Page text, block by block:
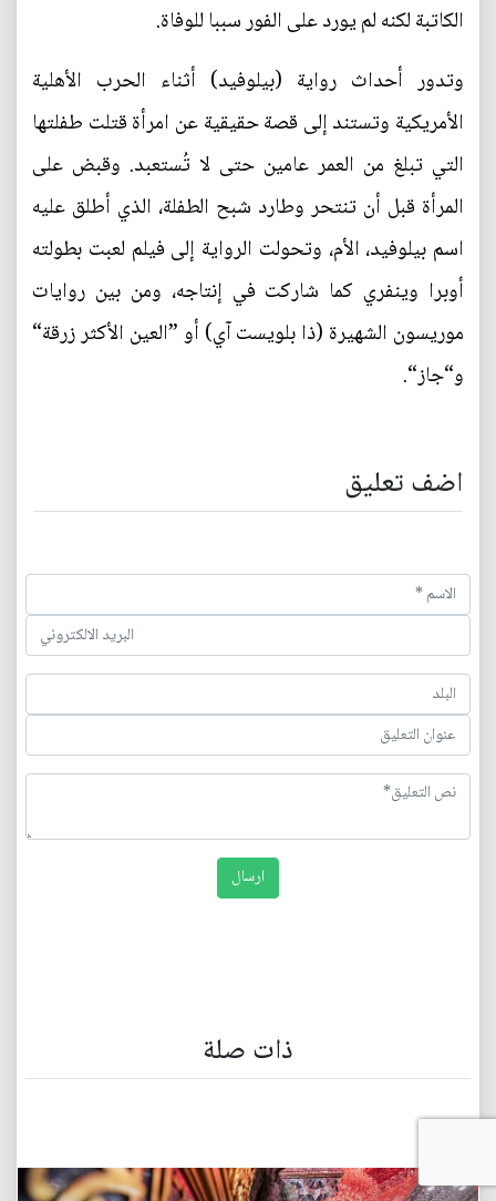
الكاتبة لكنه لم يورد على الفور سببا للوفاة.
وتدور أحداث رواية (بيلوفيد) أثناء الحرب الأهلية
الأمريكية وتستند إلى قصة حقيقية عن امرأة قتلت طفلتها
التي تبلغ من العمر عامين حتى لا تُستعبد. وقبض على
المرأة قبل أن تنتحر وطارد شبح الطفلة، الذي أطلق عليه
اسم بيلوفيد، الأم، وتحولت الرواية إلى فيلم لعبت بطولته
أوبرا وينفري كما شاركت في إنتاجه، ومن بين روايات
موريسون الشهيرة (ذا بلويست آي) أو ”العين الأكثر زرقة“
و“جاز“.
اضف تعليق
ذات صلة